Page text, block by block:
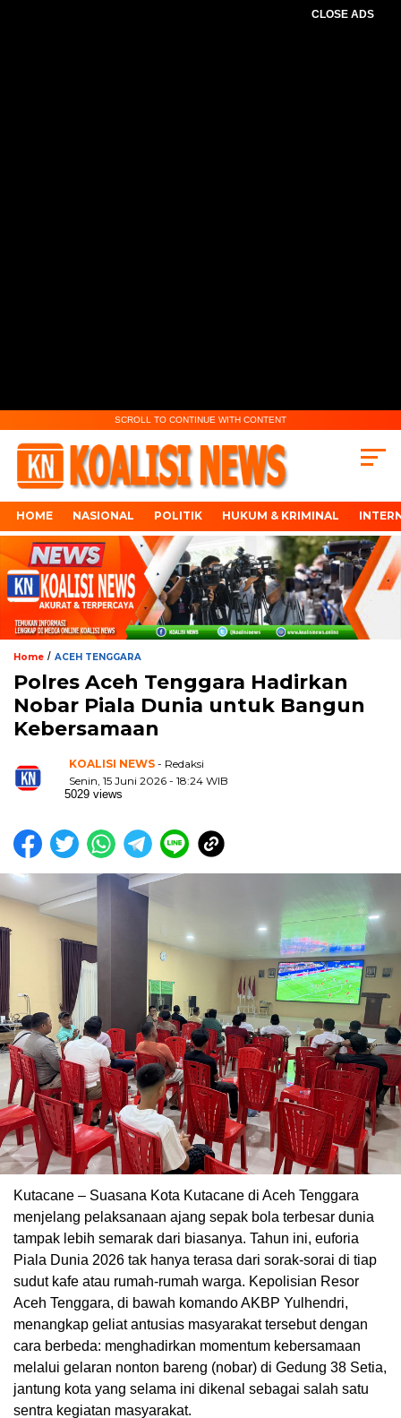
CLOSE ADS
SCROLL TO CONTINUE WITH CONTENT
HOME NASIONAL POLITIK HUKUM & KRIMINAL
Home / ACEH TENGGARA
Polres Aceh Tenggara Hadirkan
Nobar Piala Dunia untuk Bangun
Kebersamaan
KOALISI NEWS - Redaksi
Senin, 15 Juni 2026 - 18:24 WIB
5029 views
Kutacane – Suasana Kota Kutacane di Aceh Tenggara
menjelang pelaksanaan ajang sepak bola terbesar dunia
tampak lebih semarak dari biasanya. Tahun ini, euforia
Piala Dunia 2026 tak hanya terasa dari sorak-sorai di tiap
sudut kafe atau rumah-rumah warga. Kepolisian Resor
Aceh Tenggara, di bawah komando AKBP Yulhendri,
menangkap geliat antusias masyarakat tersebut dengan
cara berbeda: menghadirkan momentum kebersamaan
melalui gelaran nonton bareng (nobar) di Gedung 38 Setia,
jantung kota yang selama ini dikenal sebagai salah satu
sentra kegiatan masyarakat.